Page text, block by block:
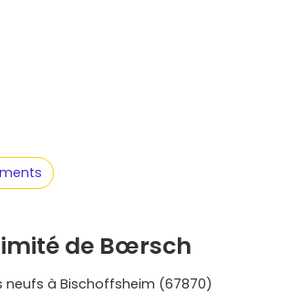
si tes projets évoluent et conserve
maison et appartement, projette-toi
calme, d’une terrasse plein sud, d’un
de confort ? Les programmes du
priorités.
et les prestations, et laisse-toi guider
explore les annonces sur Vivre dans
de Bœrsch
neufs à Bischoffsheim (67870)